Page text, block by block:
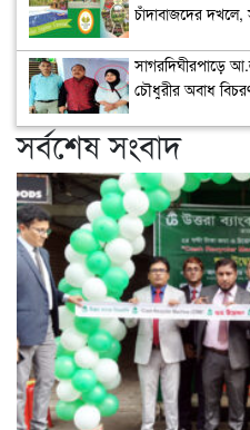
চাঁদাবাজদের দখলে,
সাগরদিঘীরপাড়ে
চৌধুরীর অবাধ
সর্বশেষ সংবাদ